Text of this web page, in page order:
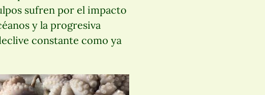
sufren por el impacto
y la progresiva
constante como ya